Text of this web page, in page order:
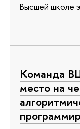
Высшей школе
Команда
место на